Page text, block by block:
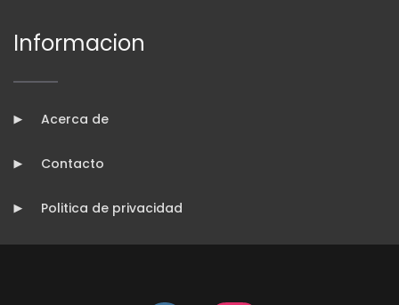
Informacion
Acerca de
Contacto
Politica de privacidad